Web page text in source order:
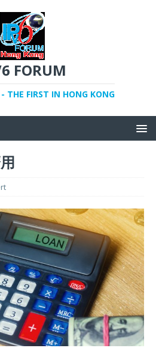
FORUM
THE FIRST IN HONG KONG